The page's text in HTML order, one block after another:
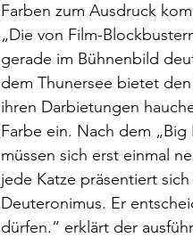
Farben zum Ausdruck
„Die von Film-
gerade im Bühnenbild
dem Thunersee bietet
ihren Darbietungen
Farbe ein. Nach dem
müssen sich erst einmal
jede Katze präsentiert
Deuteronimus. Er
dürfen.“ erklärt der